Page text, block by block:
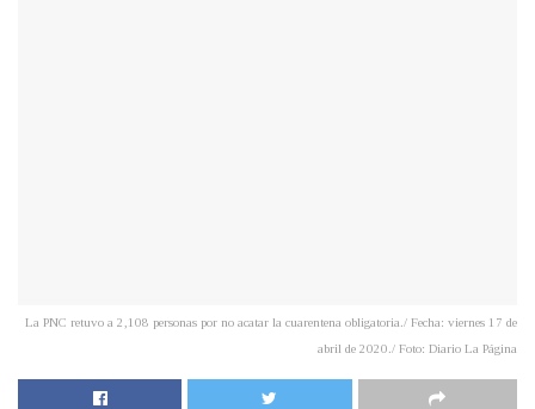
La PNC retuvo a 2,108 personas por no acatar la cuarentena obligatoria./ Fecha: viernes 17 de
abril de 2020./ Foto: Diario La Página